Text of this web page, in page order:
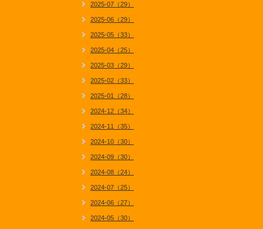
2025-07（29）
2025-06（29）
2025-05（33）
2025-04（25）
2025-03（29）
2025-02（33）
2025-01（28）
2024-12（34）
2024-11（35）
2024-10（30）
2024-09（30）
2024-08（24）
2024-07（25）
2024-06（27）
2024-05（30）